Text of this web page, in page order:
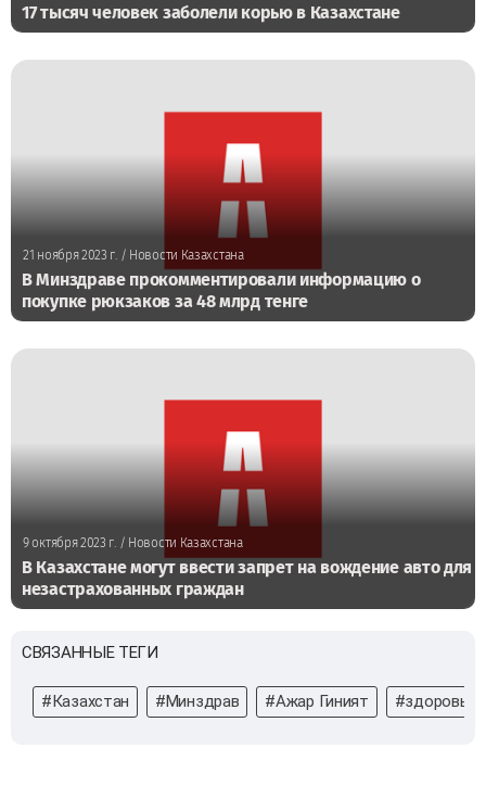
17 тысяч человек заболели корью в Казахстане
21 ноября 2023 г. / Новости Казахстана
В Минздраве прокомментировали информацию о
покупке рюкзаков за 48 млрд тенге
9 октября 2023 г./ Новости Казахстана
В Казахстане могут ввести запрет на вождение авто для
незастрахованных граждан
СВЯЗАННЫЕ ТЕГИ
#Казахстан #Минздрав #Ажар Гиният #здоровье